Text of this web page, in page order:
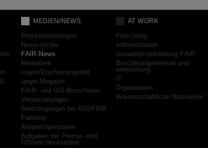
MEDIEN/NEWS
Pressemitteilungen
News-Archiv
FAIR-News
Mediathek
Logos/Erscheinungsbild
target-Magazin
FAIR- und GSI-Broschüren
Veranstaltungen
Besichtigungen bei GSI/FAIR
Fanshop
Ansprechpersonen
Aufgaben der Presse- und
Öffentlichkeitsarbeit
AT WORK
Forschung
Administration
Gesamtprojektleitung FAIR
Beschleunigerbetrieb und -
entwicklung
IT
Organisation
Wissenschaftliche Netzwerke